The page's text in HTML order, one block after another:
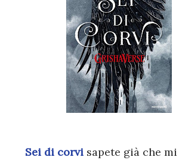
Sei di corvi sapete già che